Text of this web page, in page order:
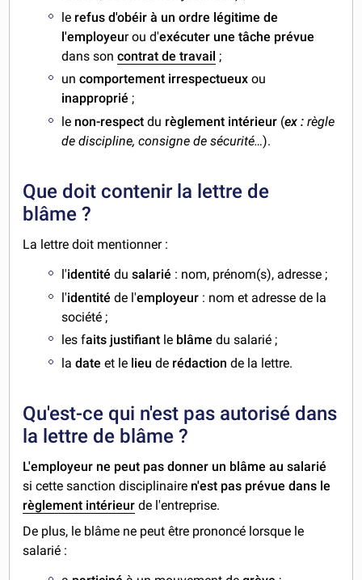
le refus d'obéir à un ordre légitime de
l'employeur ou d'exécuter une tâche prévue
dans soncontrat de travail ;
un comportement irrespectueux ou
inapproprié ;
le non-respect du règlement intérieur (ex :règle
de discipline, consigne de sécurité…).
Que doit contenir la lettre de
blâme ?
La lettre doit mentionner :
l'identitédusalarié : nom, prénom(s), adresse ;
l'identité de l'employeur : nom et adresse de la
société ;
les faits justifiant le blâme du salarié ;
ladate et le lieude rédaction de la lettre.
Qu'est-ce qui n'est pas autorisé dans
la lettre de blâme ?
L'employeur ne peut pas donner un blâme au salarié
si cette sanction disciplinaire n'est pas prévue dans le
règlement intérieur de l'entreprise.
De plus, le blâme ne peut être prononcé lorsque le
salarié :